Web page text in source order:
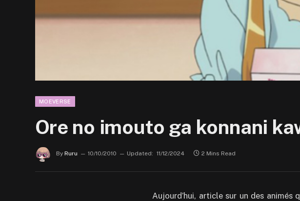
MOEVERSE
Ore no imouto ga konnani
By Ruru 10/10/2010 Updated: 11/12/2024 2 Mins Read
Aujourd’hui, article sur un des animés